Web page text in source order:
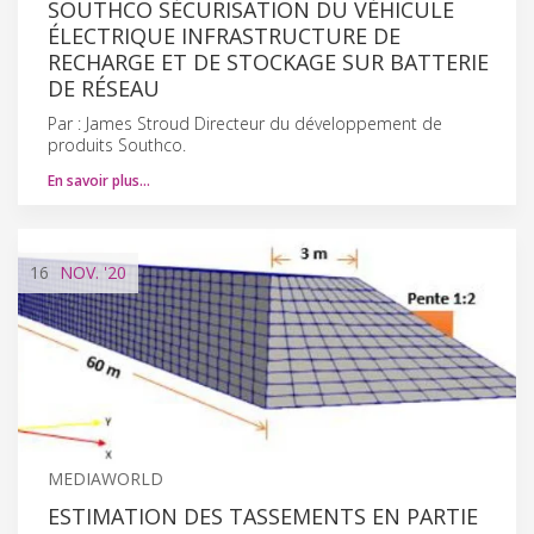
SOUTHCO SÉCURISATION DU VÉHICULE
ÉLECTRIQUE INFRASTRUCTURE DE
RECHARGE ET DE STOCKAGE SUR BATTERIE
DE RÉSEAU
Par : James Stroud Directeur du développement de
produits Southco.
En savoir plus…
16 NOV. '20
MEDIAWORLD
ESTIMATION DES TASSEMENTS EN PARTIE